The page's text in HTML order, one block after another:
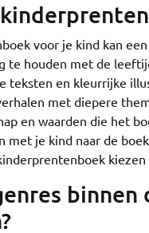
voor je kind kan
te houden met de
teksten en kleurrijke
met diepere
en waarden die het
met je kind naar de
binnen